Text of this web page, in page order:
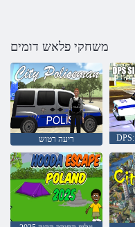
משחקי פלאש דומים
ריעה רטוש